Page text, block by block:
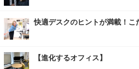
快適デスクのヒントが満載！こ
【進化するオフィス】